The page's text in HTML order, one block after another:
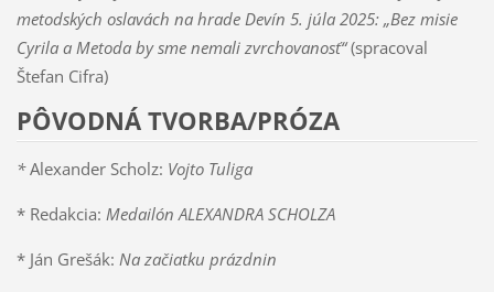
metodských oslavách na hrade Devín 5. júla 2025: „Bez misie
Cyrila a Metoda by sme nemali zvrchovanosť“(spracoval
Štefan Cifra)
PÔVODNÁ TVORBA/PRÓZA
*Alexander Scholz: Vojto Tuliga
* Redakcia: Medailón ALEXANDRA SCHOLZA
* Ján Grešák: Na začiatku prázdnin